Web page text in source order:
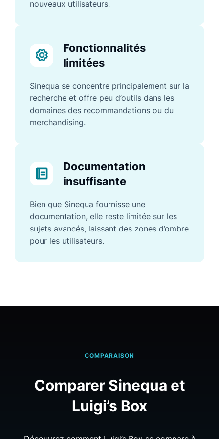
nouveaux utilisateurs.
Fonctionnalités
limitées
Sinequa se concentre principalement sur la
recherche et offre peu d’outils dans les
domaines des recommandations ou du
merchandising.
Documentation
insuffisante
Bien que Sinequa fournisse une
documentation, elle reste limitée sur les
sujets avancés, laissant des zones d’ombre
pour les utilisateurs.
COMPARAISON
Comparer Sinequa et
Luigi’s Box